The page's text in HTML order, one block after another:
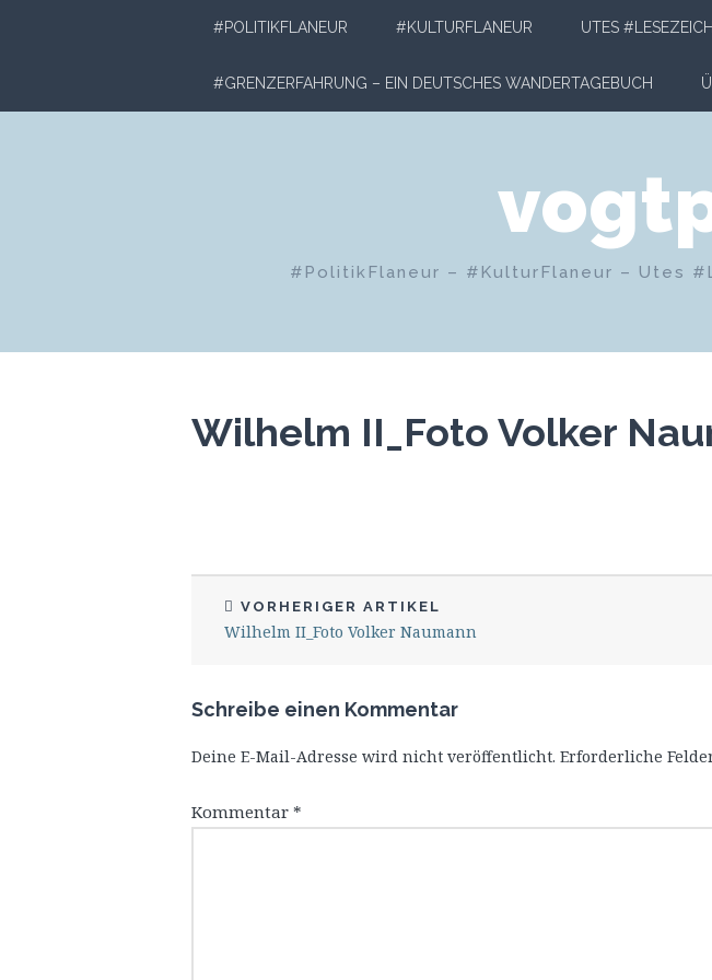
#POLITIKFLANEUR #KULTURFLANEUR UTES
#GRENZERFAHRUNG – EIN DEUTSCHES WANDERTAGEBUCH
#PolitikFlaneur – #KulturFlaneur – Utes
Wilhelm II_Foto Volker
VORHERIGER ARTIKEL
Wilhelm II_Foto Volker Naumann
Schreibe einen Kommentar
Deine E-Mail-Adresse wird nicht veröffentlicht. Erforderliche
Kommentar *